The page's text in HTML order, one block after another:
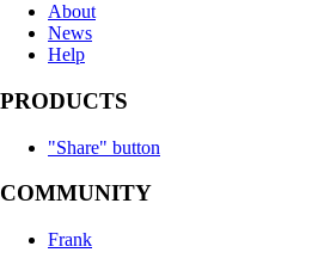
About
News
Help
PRODUCTS
"Share" button
COMMUNITY
Frank